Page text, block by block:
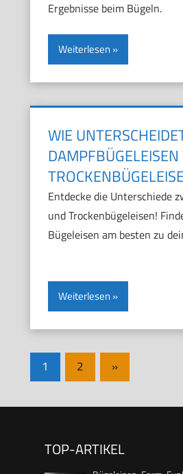
Ergebnisse beim Bügeln.
Weiterlesen
WIE
Entdecke die Unterschiede
und Trockenbügeleisen!
Bügeleisen am besten zu
Weiterlesen
1 2
Nächste
Beiträge
»
TOP-ARTIKEL